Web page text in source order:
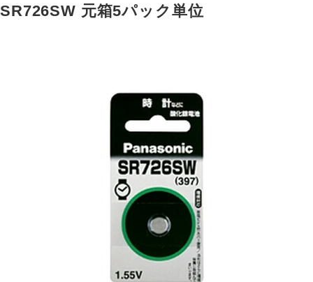
SR726SW 元箱5パック単位